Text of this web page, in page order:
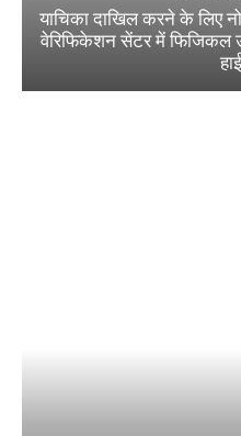
याचिका दाखिल करने के लिए
वेरिफिकेशन सेंटर में फिजिकल